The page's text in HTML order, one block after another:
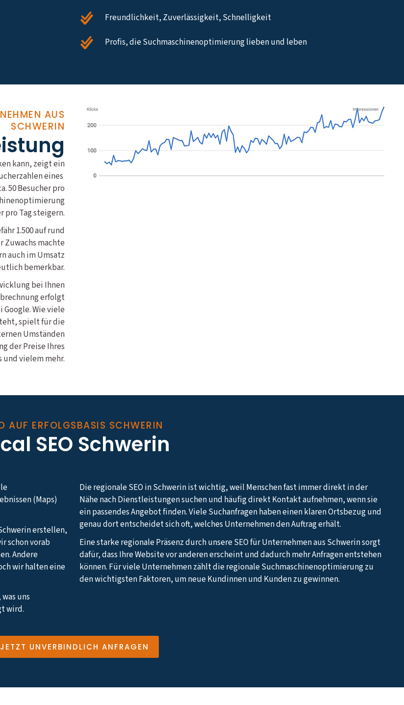
Freundlichkeit, Zuverlässigkeit, Schnelligkeit
Profis, die Suchmaschinenoptimierung lieben und leben
AUS
SCHWERIN
kann, zeigt ein
eines
50 Besucher pro
pro Tag steigern.
1.500 auf rund
Zuwachs machte
auch im Umsatz
bemerkbar.
bei Ihnen
erfolgt
Wie viele
spielt für die
Umständen
der Preise Ihres
und vielem mehr.
AUF ERFOLGSBASIS SCHWERIN
SEO Schwerin
(Maps)
erstellen,
schon vorab
Andere
wir halten eine
uns
wird.
Die regionale SEO in Schwerin ist wichtig, weil Menschen fast immer direkt in der
Nähe nach Dienstleistungen suchen und häufig direkt Kontakt aufnehmen, wenn sie
ein passendes Angebot finden. Viele Suchanfragen haben einen klaren Ortsbezug und
genau dort entscheidet sich oft, welches Unternehmen den Auftrag erhält.
Eine starke regionale Präsenz durch unsere SEO für Unternehmen aus Schwerin sorgt
dafür, dass Ihre Website vor anderen erscheint und dadurch mehr Anfragen entstehen
können. Für viele Unternehmen zählt die regionale Suchmaschinenoptimierung zu
den wichtigsten Faktoren, um neue Kundinnen und Kunden zu gewinnen.
JETZT UNVERBINDLICH ANFRAGEN